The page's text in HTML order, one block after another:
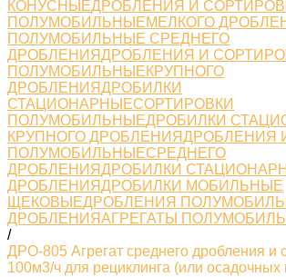
КОНУСНЫЕДРОБЛЕНИЯ И
ПОЛУМОБИЛЬНЫЕМЕЛКОГО
ПОЛУМОБИЛЬНЫЕ СРЕДНЕГО
ДРОБЛЕНИЯДРОБЛЕНИЯ И
ПОЛУМОБИЛЬНЫЕКРУПНОГО
ДРОБЛЕНИЯДРОБИЛКИ
СТАЦИОНАРНЫЕСОРТИРОВКИ
ПОЛУМОБИЛЬНЫЕДРОБИЛКИ
КРУПНОГО ДРОБЛЕНИЯДРОБЛЕНИЯ
ПОЛУМОБИЛЬНЫЕСРЕДНЕГО
ДРОБЛЕНИЯДРОБИЛКИ
ДРОБЛЕНИЯДРОБИЛКИ МОБИЛЬНЫЕ
ЩЕКОВЫЕДРОБЛЕНИЯ
ДРОБЛЕНИЯАГРЕГАТЫ
/
ДРО-805 Агрегат среднего дробления и
100м3/ч для рециклинга (или осадочных